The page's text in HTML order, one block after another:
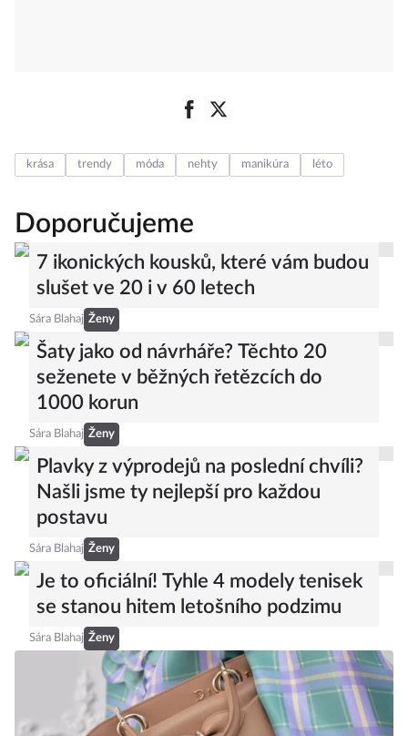
krása trendy móda nehty manikúra léto
Doporučujeme
7 ikonických kousků, které vám budou
slušet ve 20 i v 60 letech
Sára Blahaj Ženy
Šaty jako od návrháře? Těchto 20
seženete v běžných řetězcích do
1000 korun
Sára Blahaj Ženy
Plavky z výprodejů na poslední chvíli?
Našli jsme ty nejlepší pro každou
postavu
Sára Blahaj Ženy
Je to oficiální! Tyhle 4 modely tenisek
se stanou hitem letošního podzimu
Sára Blahaj Ženy